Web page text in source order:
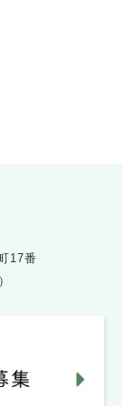
17番